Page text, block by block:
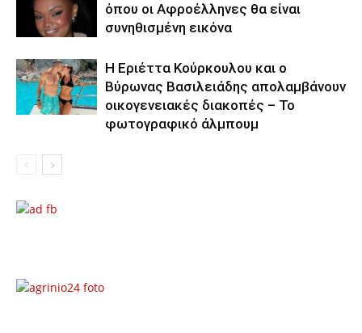
όπου οι Αφροέλληνες θα είναι
συνηθισμένη εικόνα
Η Εριέττα Κούρκουλου και ο
Βύρωνας Βασιλειάδης απολαμβάνουν
οικογενειακές διακοπές – Το
φωτογραφικό άλμπουμ